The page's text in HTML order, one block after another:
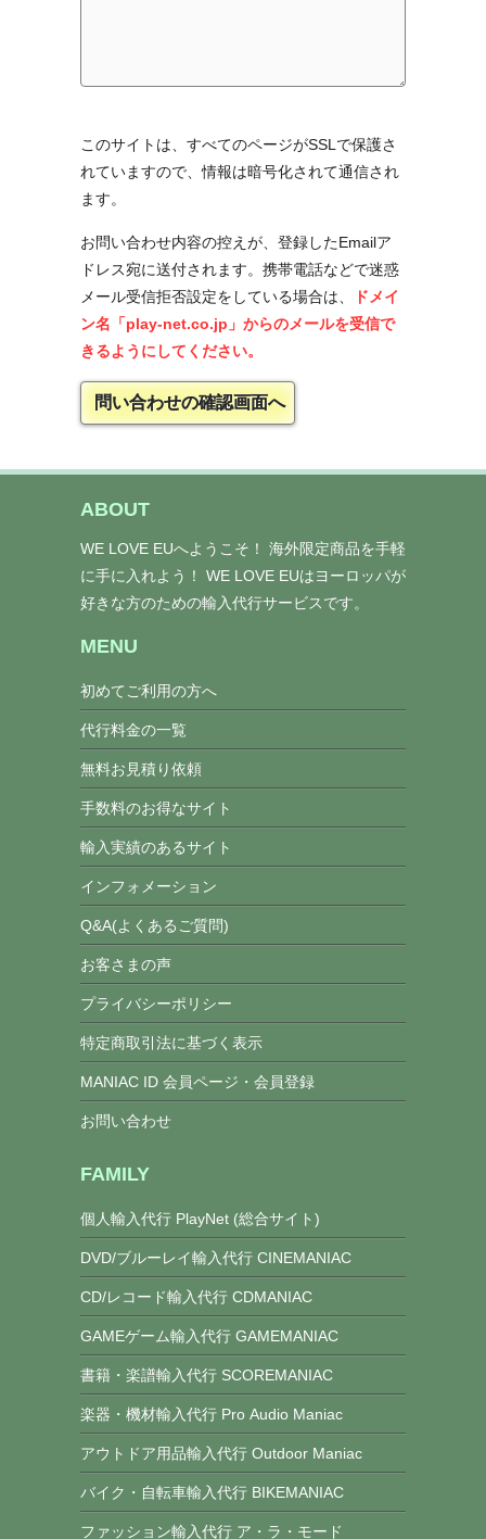
このサイトは、すべてのページがSSLで保護さ
れていますので、情報は暗号化されて通信され
ます。
お問い合わせ内容の控えが、登録したEmailア
ドレス宛に送付されます。携帯電話などで迷惑
メール受信拒否設定をしている場合は、
ドメイ
ン名「play-net.co.jp」からのメールを受信で
きるようにしてください。
ABOUT
WE LOVE EUへようこそ！ 海外限定商品を手軽
に手に入れよう！ WE LOVE EUはヨーロッパが
好きな方のための輸入代行サービスです。
MENU
初めてご利用の方へ
代行料金の一覧
無料お見積り依頼
手数料のお得なサイト
輸入実績のあるサイト
インフォメーション
Q&A(よくあるご質問)
お客さまの声
プライバシーポリシー
特定商取引法に基づく表示
MANIAC ID 会員ページ・会員登録
お問い合わせ
FAMILY
個人輸入代行 PlayNet (総合サイト)
DVD/ブルーレイ輸入代行 CINEMANIAC
CD/レコード輸入代行 CDMANIAC
GAMEゲーム輸入代行 GAMEMANIAC
書籍・楽譜輸入代行 SCOREMANIAC
楽器・機材輸入代行 Pro Audio Maniac
アウトドア用品輸入代行 Outdoor Maniac
バイク・自転車輸入代行 BIKEMANIAC
ファッション輸入代行 ア・ラ・モード